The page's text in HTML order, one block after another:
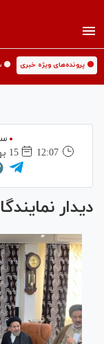
🟡 پرونده‌های ویژه خبری 🟡
12:07
15 بهمن 1403
دیدار